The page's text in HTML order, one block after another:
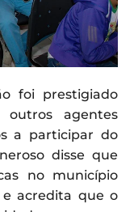
foi prestigiado
outros agentes
a participar do
disse que
no município
acredita que o